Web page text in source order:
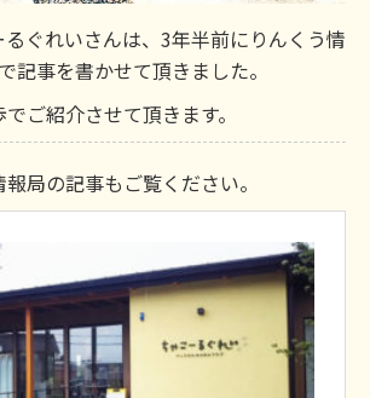
ぐれいさんは、3年半前にりんくう情
記事を書かせて頂きました。
ご紹介させて頂きます。
局の記事もご覧ください。